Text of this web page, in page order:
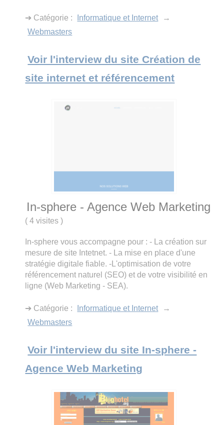
➔ Catégorie : Informatique et Internet
→
Webmasters
Voir l'interview du site Création de
site internet et référencement
In-sphere - Agence Web Marketing
( 4 visites)
In-sphere vous accompagne pour : - La création sur
mesure de site Intetnet. - La mise en place d'une
stratégie digitale fiable. -L'optimisation de votre
référencement naturel (SEO) et de votre visibilité en
ligne (Web Marketing - SEA).
➔ Catégorie : Informatique et Internet
→
Webmasters
Voir l'interview du site In-sphere -
Agence Web Marketing